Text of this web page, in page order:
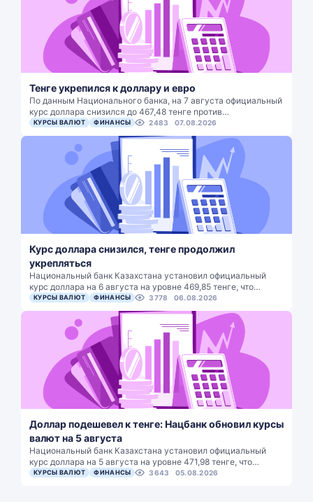
Тенге укрепился к доллару и евро
По данным Национального банка, на 7 августа официальный
курс доллара снизился до 467,48 тенге против…
КУРСЫ ВАЛЮТ ФИНАНСЫ 2483 07.08.2026
Курс доллара снизился, тенге продолжил
укрепляться
Национальный банк Казахстана установил официальный
курс доллара на 6 августа на уровне 469,85 тенге, что…
КУРСЫ ВАЛЮТ ФИНАНСЫ 3778 06.08.2026
Доллар подешевел к тенге: Нацбанк обновил курсы
валют на 5 августа
Национальный банк Казахстана установил официальный
курс доллара на 5 августа на уровне 471,98 тенге, что…
КУРСЫ ВАЛЮТ ФИНАНСЫ 3643 05.08.2026